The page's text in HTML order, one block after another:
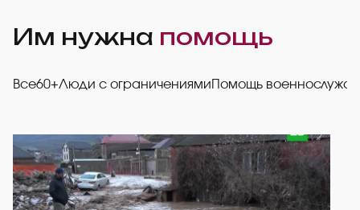
Им нужна помощь
Все60+Люди с ограничениями Помощь